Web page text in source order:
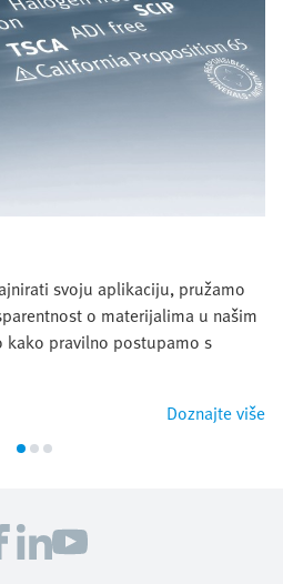
svoju aplikaciju, pružamo
o materijalima u našim
pravilno postupamo s
Doznajte više